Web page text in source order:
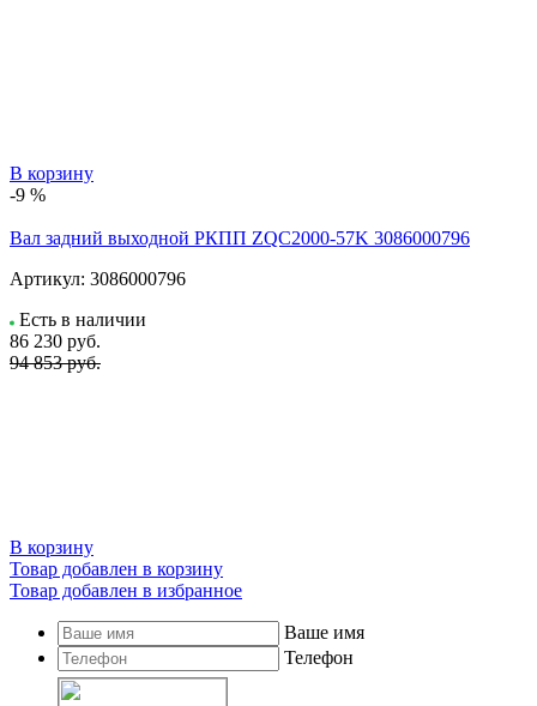
В корзину
-9 %
Вал задний выходной РКПП ZQC2000-57K 3086000796
Артикул: 3086000796
Есть в наличии
86 230 руб.
94 853 руб.
В корзину
Товар добавлен в корзину
Товар добавлен в избранное
Ваше имя
Телефон